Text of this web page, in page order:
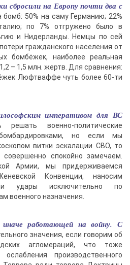
сбросили на Европу почти два с
50% на саму Германию; 22%
по 7% отгружено было в
и Нидерланды. Немцы по сей
гражданского населения от
бомбёжек, наиболее реальная
– 1,5 млн. жертв. Для сравнения:
Люфтваффе чуть более 60-ти
императивом для ВС
военно-политические
но если мы
витки эскалации СВО, то
спокойно замечаем.
Армии, мы придерживаемся
Конвенции, наносим
удары исключительно по
военного назначения.
работающей на войну. С
значения, если говорим об
агломераций, что тоже
производственного